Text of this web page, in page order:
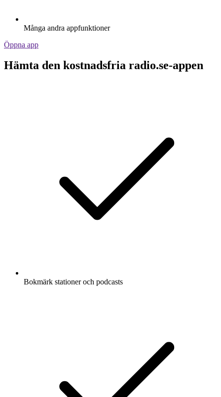
Många andra appfunktioner
Öppna app
Hämta den kostnadsfria radio.se-appen
Bokmärk stationer och podcasts